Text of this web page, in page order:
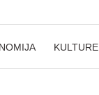
KULTURE